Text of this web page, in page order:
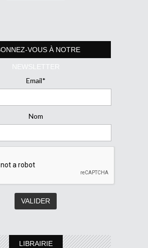
VOUS À NOTRE
NEWSLETTER
Email*
Nom
LIBRAIRIE